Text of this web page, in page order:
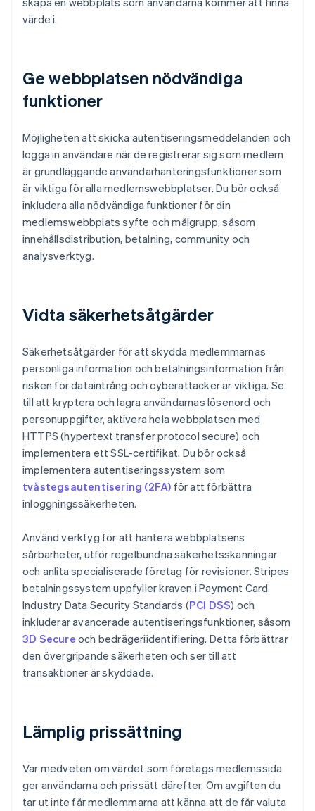
värde i.
Ge webbplatsen nödvändiga
funktioner
Möjligheten att skicka autentiseringsmeddelanden och
logga in användare när de registrerar sig som medlem
är grundläggande användarhanteringsfunktioner som
är viktiga för alla medlemswebbplatser. Du bör också
inkludera alla nödvändiga funktioner för din
medlemswebbplats syfte och målgrupp, såsom
innehållsdistribution, betalning, community och
analysverktyg.
Vidta säkerhetsåtgärder
Säkerhetsåtgärder för att skydda medlemmarnas
personliga information och betalningsinformation från
risken för dataintrång och cyberattacker är viktiga. Se
till att kryptera och lagra användarnas lösenord och
personuppgifter, aktivera hela webbplatsen med
HTTPS (hypertext transfer protocol secure) och
implementera ett SSL-certifikat. Du bör också
implementera autentiseringssystem som
tvåstegsautentisering (2FA) för att förbättra
inloggningssäkerheten.
Använd verktyg för att hantera webbplatsens
sårbarheter, utför regelbundna säkerhetsskanningar
och anlita specialiserade företag för revisioner. Stripes
betalningssystem uppfyller kraven i Payment Card
Industry Data Security Standards (PCI DSS) och
inkluderar avancerade autentiseringsfunktioner, såsom
3D Secure och bedrägeriidentifiering. Detta förbättrar
den övergripande säkerheten och ser till att
transaktioner är skyddade.
Lämplig prissättning
Var medveten om värdet som företags medlemssida
ger användarna och prissätt därefter. Om avgiften du
tar ut inte får medlemmarna att känna att de får valuta